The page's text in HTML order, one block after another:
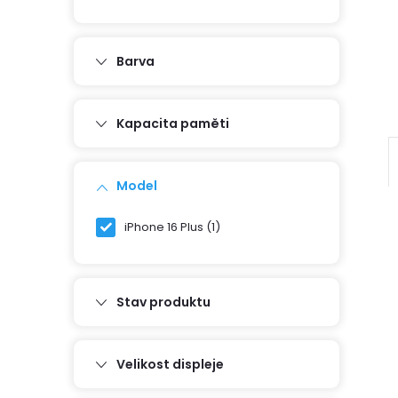
p
Barva
Kapacita paměti
Model
iPhone 16 Plus 1
Stav produktu
Velikost displeje